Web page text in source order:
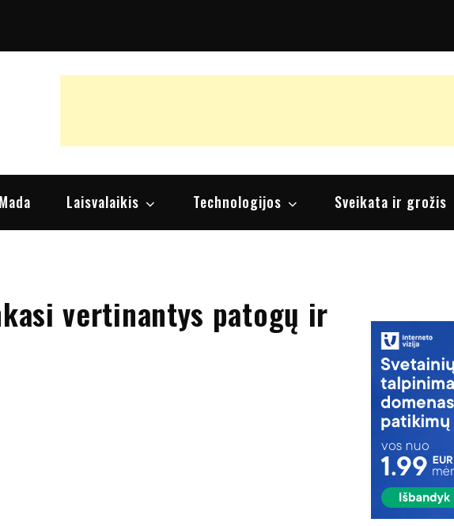
Mada Laisvalaikis Technologijos Sveikata ir grožis
vertinantys patogų ir